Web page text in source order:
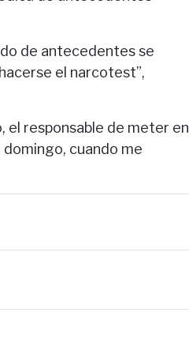
de antecedentes se
el narcotest”,
el responsable de meter en
domingo, cuando me